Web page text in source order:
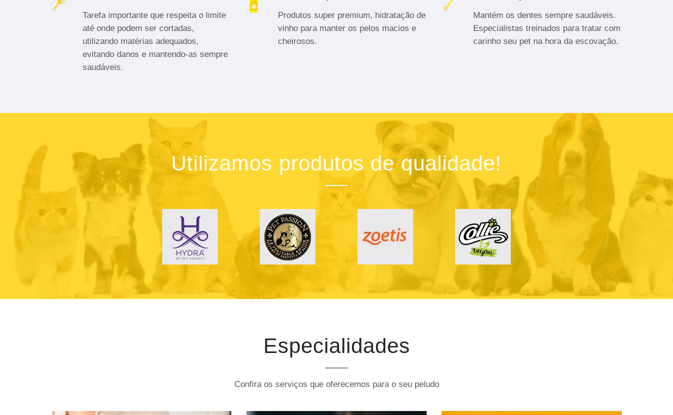
Tarefa importante que respeita o limite
até onde podem ser cortadas,
utilizando matérias adequados,
evitando danos e mantendo-as sempre
saudáveis.
Produtos super premium, hidratação de
vinho para manter os pelos macios e
cheirosos.
Mantém os dentes sempre saudáveis.
Especialistas treinados para tratar com
carinho seu pet na hora da escovação.
Utilizamos produtos de qualidade!
Especialidades
Confira os serviços que oferecemos para o seu peludo